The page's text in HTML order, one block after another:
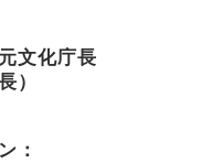
文化庁長
）
：